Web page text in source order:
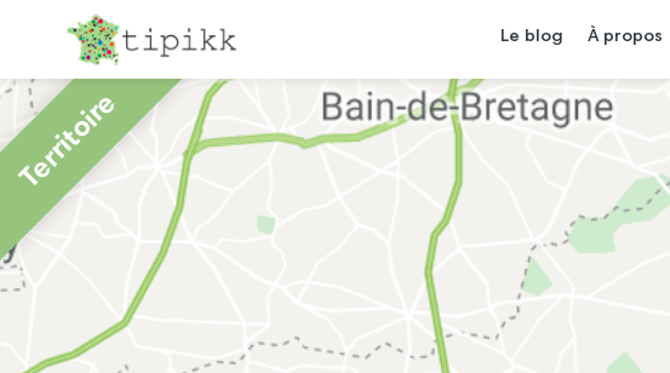
Le blog À propos
Territoire